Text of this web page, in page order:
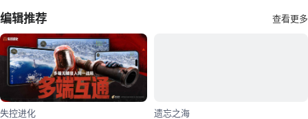
编辑推荐 查看更多
失控进化 遗忘之海